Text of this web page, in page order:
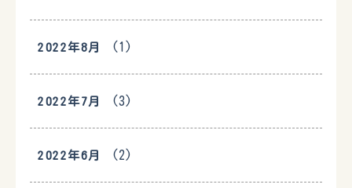
2022年8月 (1)
2022年7月 (3)
2022年6月 (2)